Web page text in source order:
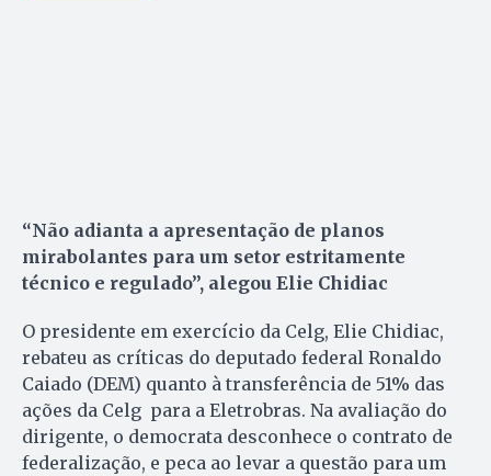
“Não adianta a apresentação de planos
mirabolantes para um setor estritamente
técnico e regulado”, alegou Elie Chidiac
O presidente em exercício da Celg, Elie Chidiac,
rebateu as críticas do deputado federal Ronaldo
Caiado (DEM) quanto à transferência de 51% das
ações da Celg para a Eletrobras. Na avaliação do
dirigente, o democrata desconhece o contrato de
federalização, e peca ao levar a questão para um